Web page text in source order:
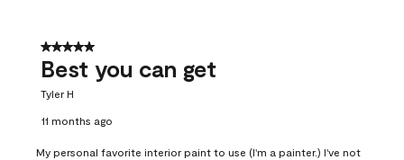
5 out of 5 stars.
Best you can get
Tyler H
11 months ago
My personal favorite interior paint to use (I'm a painter.) I've not